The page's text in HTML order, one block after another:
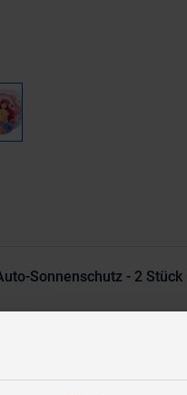
Sonnenschutz - 2 Stück